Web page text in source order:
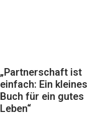
„Partnerschaft ist
einfach: Ein kleines
Buch für ein gutes
Leben“